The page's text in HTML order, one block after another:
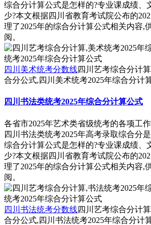
综合分计算公式是怎样的?专业课成绩、
少?本文根据四川省教育考试院公布的
理了2025年的综合分计算公式相关内容,
阅。
四川美术统考分数线四川艺考综合分计
合分公式,四川美术统考2025年综合分计
四川书法类统考2025年综合分计算公式
各省市2025年艺术类省级统考的各项工
四川书法类统考2025年高考录取综合分
综合分计算公式是怎样的?专业课成绩、
少?本文根据四川省教育考试院公布的
理了2025年的综合分计算公式相关内容,
阅。
四川书法统考分数线四川艺考综合分计
合分公式,四川书法统考2025年综合分计